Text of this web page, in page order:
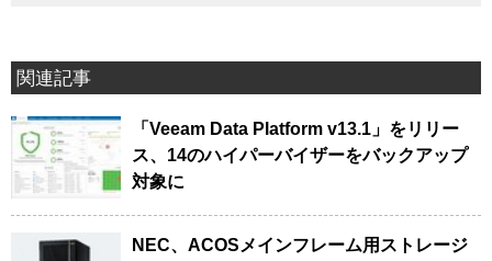
関連記事
「Veeam Data Platform v13.1」をリリー
ス、14のハイパーバイザーをバックアップ
対象に
NEC、ACOSメインフレーム用ストレージ